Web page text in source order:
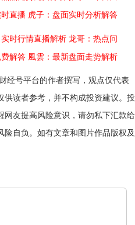
直播 虎子：盘面实时分析解答
时行情直播解析 龙哥：热点问
解答 風雲：最新盘面走势解析
经号平台的作者撰写，观点仅代表
供读者参考，并不构成投资建议。投
网友提高风险意识，请勿私下汇款给
险自负。如有文章和图片作品版权及